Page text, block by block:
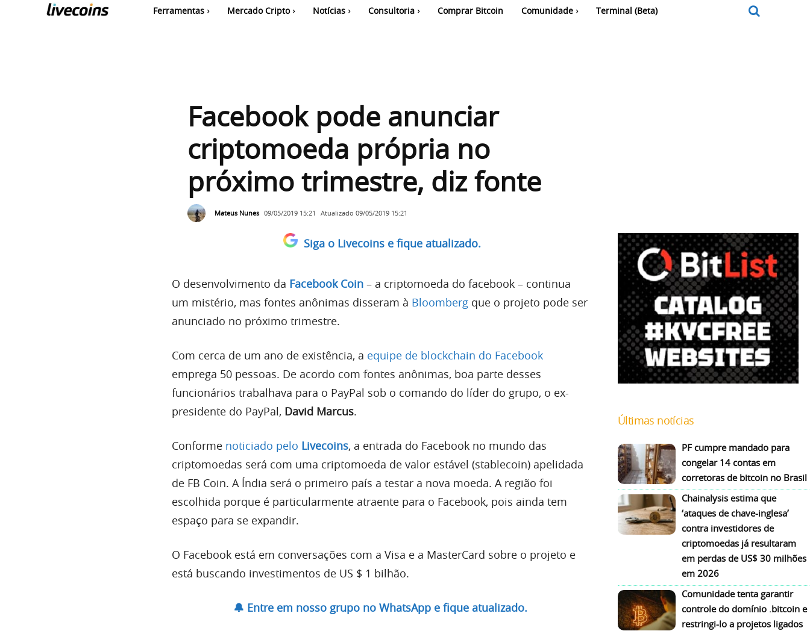
Ferramentas Mercado Cripto Notícias Consultoria Comprar Bitcoin Comunidade Terminal (Beta)
Facebook pode anunciar
criptomoeda própria no
próximo trimestre, diz fonte
Mateus Nunes 09/05/2019 15:21 Atualizado 09/05/2019 15:21
Siga o Livecoins e fique atualizado.
O desenvolvimento da Facebook Coin – a criptomoeda do facebook – continua
um mistério, mas fontes anônimas disseram à Bloomberg que o projeto pode ser
anunciado no próximo trimestre.
Com cerca de um ano de existência, a equipe de blockchain do Facebook
emprega 50 pessoas. De acordo com fontes anônimas, boa parte desses
funcionários trabalhava para o PayPal sob o comando do líder do grupo, o ex-
presidente do PayPal, David Marcus.
Conforme noticiado pelo Livecoins, a entrada do Facebook no mundo das
criptomoedas será com uma criptomoeda de valor estável (stablecoin) apelidada
de FB Coin. A Índia será o primeiro país a testar a nova moeda. A região foi
escolhida porque é particularmente atraente para o Facebook, pois ainda tem
espaço para se expandir.
O Facebook está em conversações com a Visa e a MasterCard sobre o projeto e
está buscando investimentos de US $ 1 bilhão.
🔔 Entre em nosso grupo no WhatsApp e fique atualizado.
Últimas notícias
PF cumpre mandado para
congelar 14 contas em
corretoras de bitcoin no Brasil
Chainalysis estima que
‘ataques de chave-inglesa’
contra investidores de
criptomoedas já resultaram
em perdas de US$ 30 milhões
em 2026
Comunidade tenta garantir
controle do domínio .bitcoin e
restringi-lo a projetos ligados